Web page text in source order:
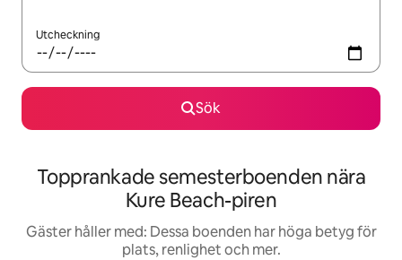
Utcheckning
Sök
Topprankade semesterboenden nära
Kure Beach-piren
Gäster håller med: Dessa boenden har höga betyg för
plats, renlighet och mer.